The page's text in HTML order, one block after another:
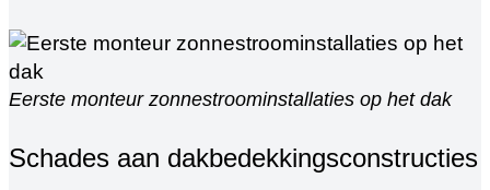
Eerste monteur zonnestroominstallaties op het dak
Schades aan dakbedekkingsconstructies